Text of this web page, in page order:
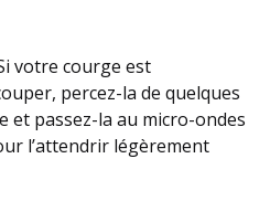
votre courge est
percez-la de quelques
et passez-la au micro-ondes
l’attendrir légèrement